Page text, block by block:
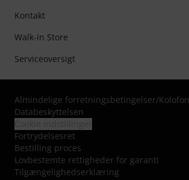
Kontakt
Walk-in Store
Serviceoversigt
Almindelige forretningsbetingelser/Kolofon
Databeskyttelsen
Fortrydelsesret
Bestilling proces
Lovbestemte rettigheder for garanti
Tilgængelighedserklæring